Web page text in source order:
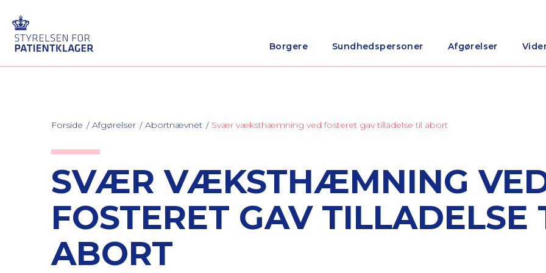
Borgere Sundhedspersoner Afgørelser
Forside Afgørelser Abortnævnet Svær væksthæmning ved fosteret gav tilladelse til abort
SVÆR VÆKSTHÆMNING
FOSTERET GAV TILLADELSE
ABORT